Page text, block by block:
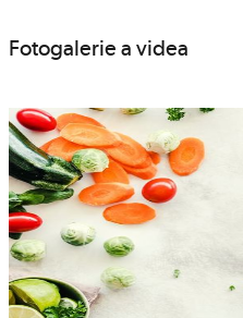
Fotogalerie a videa